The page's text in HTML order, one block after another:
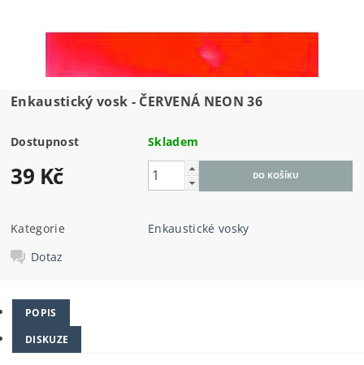
Enkaustický vosk - ČERVENÁ NEON 36
Dostupnost Skladem
39 Kč
Kategorie
Enkaustické vosky
Dotaz
POPIS
DISKUZE